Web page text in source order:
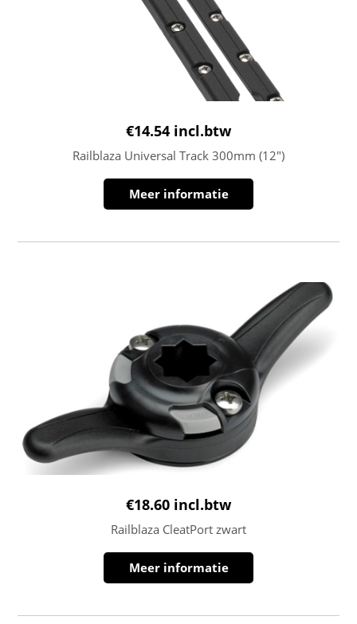
€14.54 incl.btw
Railblaza Universal Track 300mm (12″)
Meer informatie
€18.60 incl.btw
Railblaza CleatPort zwart
Meer informatie